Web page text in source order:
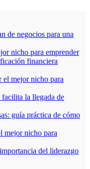
de negocios para una
nicho para emprender
financiera
el mejor nicho para
la llegada de
guía práctica de cómo
mejor nicho para
del liderazgo